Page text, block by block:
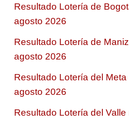
Resultado Lotería de
agosto 2026
Resultado Lotería de
agosto 2026
Resultado Lotería del
agosto 2026
Resultado Lotería del